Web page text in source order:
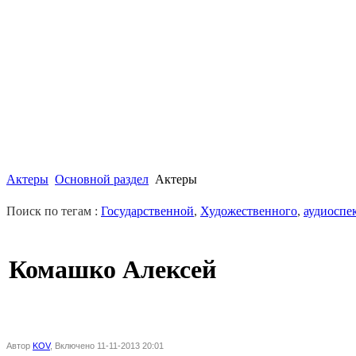
Актеры Основной раздел Актеры
Поиск по тегам : Государственной, Художественного,
Комашко Алексей
Автор KOV, Включено 11-11-2013 20:01